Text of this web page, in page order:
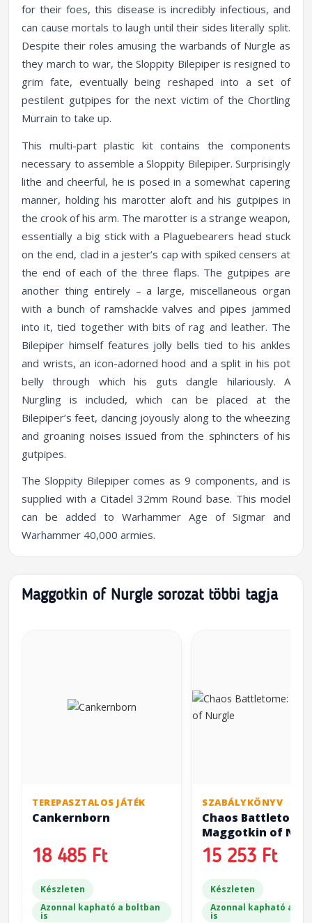
for their foes, this disease is incredibly infectious, and
can cause mortals to laugh until their sides literally split.
Despite their roles amusing the warbands of Nurgle as
they march to war, the Sloppity Bilepiper is resigned to
grim fate, eventually being reshaped into a set of
pestilent gutpipes for the next victim of the Chortling
Murrain to take up.
This multi-part plastic kit contains the components
necessary to assemble a Sloppity Bilepiper. Surprisingly
lithe and cheerful, he is posed in a somewhat capering
manner, holding his marotter aloft and his gutpipes in
the crook of his arm. The marotter is a strange weapon,
essentially a big stick with a Plaguebearers head stuck
on the end, clad in a jester’s cap with spiked censers at
the end of each of the three flaps. The gutpipes are
another thing entirely – a large, miscellaneous organ
with a bunch of ramshackle valves and pipes jammed
into it, tied together with bits of rag and leather. The
Bilepiper himself features jolly bells tied to his ankles
and wrists, an icon-adorned hood and a split in his pot
belly through which his guts dangle hilariously. A
Nurgling is included, which can be placed at the
Bilepiper’s feet, dancing joyously along to the wheezing
and groaning noises issued from the sphincters of his
gutpipes.
The Sloppity Bilepiper comes as 9 components, and is
supplied with a Citadel 32mm Round base. This model
can be added to Warhammer Age of Sigmar and
Warhammer 40,000 armies.
Maggotkin of Nurgle sorozat többi tagja
TEREPASZTALOS JÁTÉK
Cankernborn
18 485 Ft
Készleten
Azonnal kapható a boltban
is
SZABÁLYKÖNYV
Chaos Battletome:
Maggotkin of
15 253 Ft
Készleten
Azonnal kapható a
is